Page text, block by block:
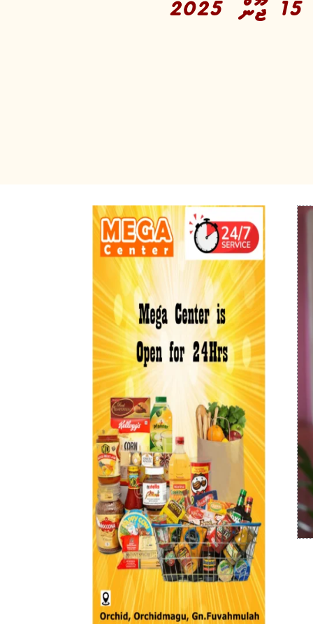
ފަށާ މަދަދު ލޯނުގެ ދެވަނަ ފިޔަވަހީގެ އެޕްލިކޭޝަން ބަލައިގަތުން 15 ޖޫން 2025